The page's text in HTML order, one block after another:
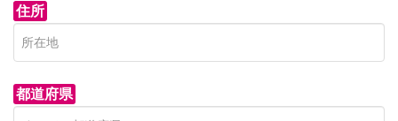
住所
都道府県